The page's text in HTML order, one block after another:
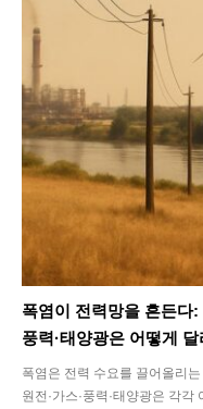
폭염이 전력망을 흔든다
풍력·태양광은 어떻게
폭염은 전력 수요를 끌어올리
원전·가스·풍력·태양광은 각